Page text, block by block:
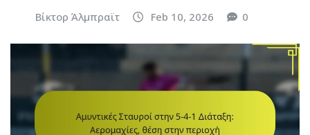
Βίκτορ Άλμπραϊτ Feb 10, 2026 0